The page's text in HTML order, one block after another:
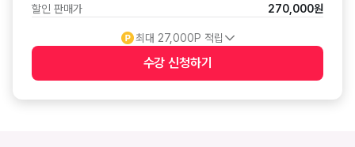
할인 판매가
270,000원
최대 27,000P 적립
수강 신청하기